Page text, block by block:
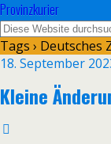
Provinzkurier
Tags ›
18. September
Kleine